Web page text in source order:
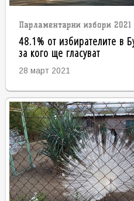
Парламентарни избори 2021
48.1% от избирателите в
за кого ще гласуват
28 март 2021